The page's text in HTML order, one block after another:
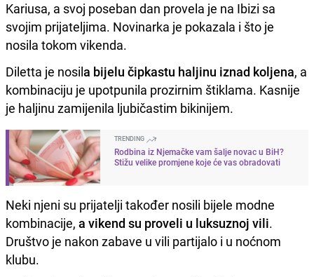
Kariusa, a svoj poseban dan provela je na Ibizi sa
svojim prijateljima. Novinarka je pokazala i što je
nosila tokom vikenda.
Diletta je nosila bijelu čipkastu haljinu iznad koljena, a
kombinaciju je upotpunila prozirnim štiklama. Kasnije
je haljinu zamijenila ljubičastim bikinijem.
TRENDING
Rodbina iz Njemačke vam šalje novac u BiH?
Stižu velike promjene koje će vas obradovati
Neki njeni su prijatelji također nosili bijele modne
kombinacije, a vikend su proveli u luksuznoj vili.
Društvo je nakon zabave u vili partijalo i u noćnom
klubu.